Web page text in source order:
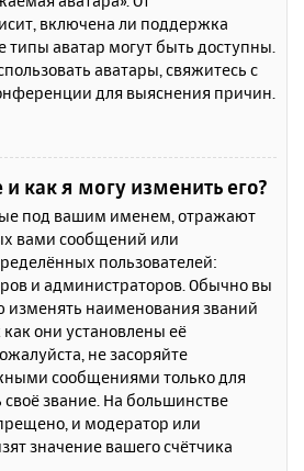
включена ли поддержка
типы аватар могут быть доступны.
аватары, свяжитесь с
для выяснения причин.
и как я могу изменить его?
под вашим именем, отражают
вами сообщений или
пользователей:
и администраторов. Обычно вы
наименования званий
они установлены её
не засоряйте
сообщениями только для
своё звание. На большинстве
и модератор или
значение вашего счётчика